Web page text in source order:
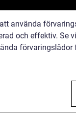
använda
och effektiv. Se